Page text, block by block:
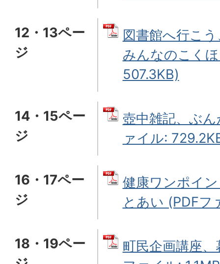
12・13ペー
ジ
図書館へ行こ
みんなのこく
507.3KB)
14・15ペー
ジ
壺中雑記、ぶ
ァイル:
16・17ペー
ジ
健康ワンポイ
とあい (PDFフ
18・19ペー
町民企画講座